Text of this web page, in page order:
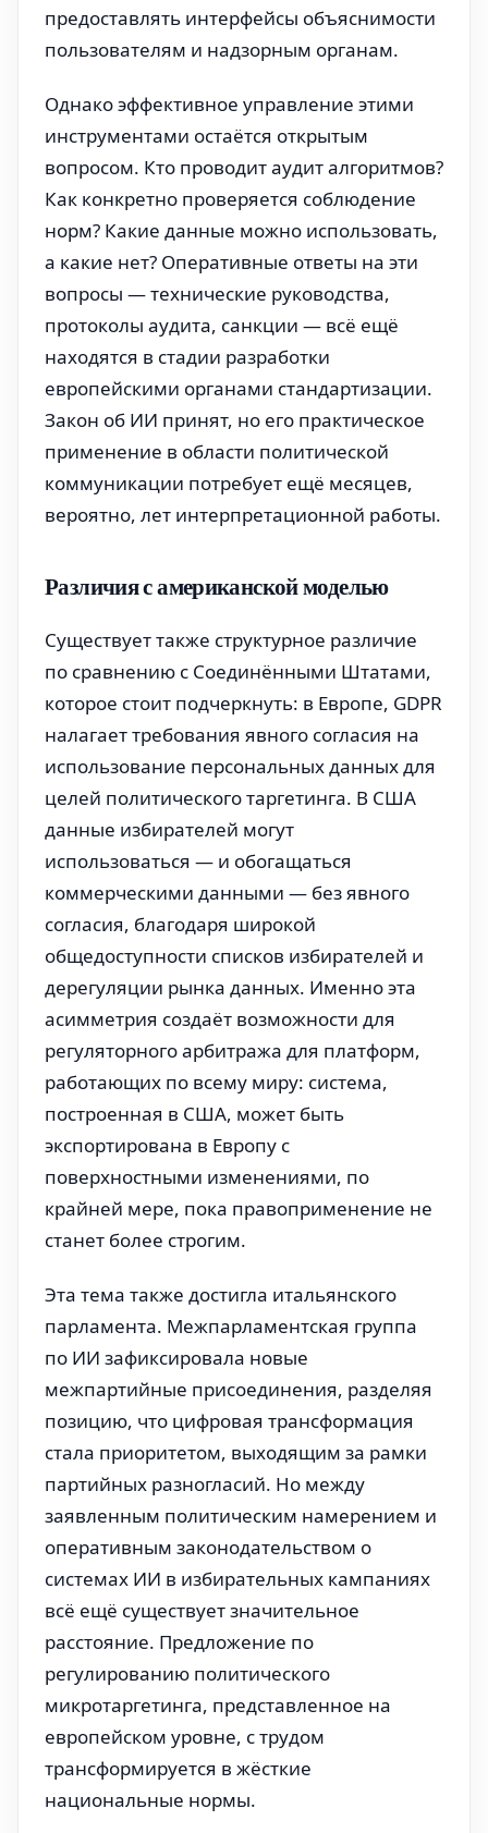
предоставлять интерфейсы объяснимости
пользователям и надзорным органам.
Однако эффективное управление этими
инструментами остаётся открытым
вопросом. Кто проводит аудит алгоритмов?
Как конкретно проверяется соблюдение
норм? Какие данные можно использовать,
а какие нет? Оперативные ответы на эти
вопросы — технические руководства,
протоколы аудита, санкции — всё ещё
находятся в стадии разработки
европейскими органами стандартизации.
Закон об ИИ принят, но его практическое
применение в области политической
коммуникации потребует ещё месяцев,
вероятно, лет интерпретационной работы.
Различия с американской моделью
Существует также структурное различие
по сравнению с Соединёнными Штатами,
которое стоит подчеркнуть: в Европе, GDPR
налагает требования явного согласия на
использование персональных данных для
целей политического таргетинга. В США
данные избирателей могут
использоваться — и обогащаться
коммерческими данными — без явного
согласия, благодаря широкой
общедоступности списков избирателей и
дерегуляции рынка данных. Именно эта
асимметрия создаёт возможности для
регуляторного арбитража для платформ,
работающих по всему миру: система,
построенная в США, может быть
экспортирована в Европу с
поверхностными изменениями, по
крайней мере, пока правоприменение не
станет более строгим.
Эта тема также достигла итальянского
парламента. Межпарламентская группа
по ИИ зафиксировала новые
межпартийные присоединения, разделяя
позицию, что цифровая трансформация
стала приоритетом, выходящим за рамки
партийных разногласий. Но между
заявленным политическим намерением и
оперативным законодательством о
системах ИИ в избирательных кампаниях
всё ещё существует значительное
расстояние. Предложение по
регулированию политического
микротаргетинга, представленное на
европейском уровне, с трудом
трансформируется в жёсткие
национальные нормы.